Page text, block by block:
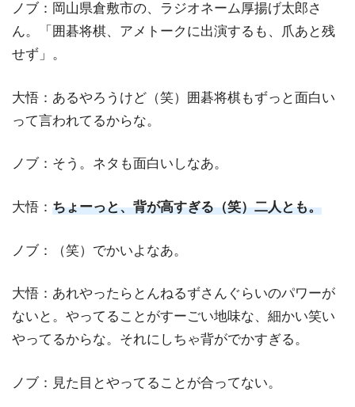
ノブ：岡山県倉敷市の、ラジオネーム厚揚げ太郎さ
ん。「囲碁将棋、アメトークに出演するも、爪あと残
せず」。
大悟：あるやろうけど（笑）囲碁将棋もずっと面白い
って言われてるからな。
ノブ：そう。ネタも面白いしなあ。
大悟： ちょーっと、背が高すぎる（笑）二人とも。
ノブ：（笑）でかいよなあ。
大悟：あれやったらとんねるずさんぐらいのパワーが
ないと。やってることがすーごい地味な、細かい笑い
やってるからな。それにしちゃ背がでかすぎる。
ノブ：見た目とやってることが合ってない。